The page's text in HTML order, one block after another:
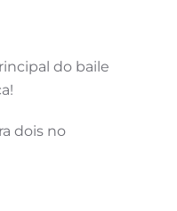
do baile
dois no